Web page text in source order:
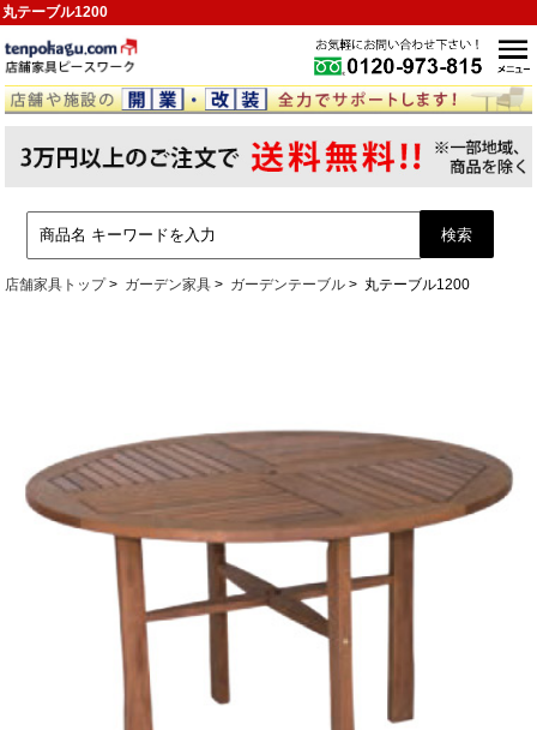
丸テーブル1200
店舗家具トップ ガーデン家具 ガーデンテーブル 丸テーブル1200